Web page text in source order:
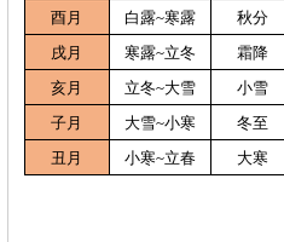
酉月
白露~寒露 秋分
戌月
寒露~立冬 霜降
亥月
立冬~大雪 小雪
子月
大雪~小寒 冬至
丑月
小寒~立春 大寒